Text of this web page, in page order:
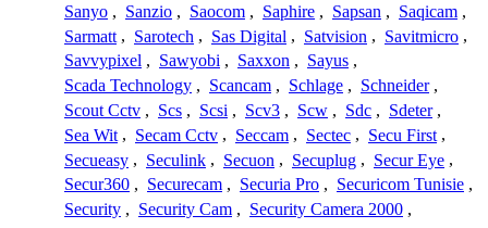
Sanyo , Sanzio , Saocom , Saphire , Sapsan , Saqicam ,
Sarmatt , Sarotech , Sas Digital , Satvision , Savitmicro ,
Savvypixel , Sawyobi , Saxxon , Sayus ,
Scada Technology , Scancam , Schlage , Schneider ,
Scout Cctv , Scs , Scsi , Scv3 , Scw , Sdc , Sdeter ,
Sea Wit , Secam Cctv , Seccam , Sectec , Secu First ,
Secueasy , Seculink , Secuon , Secuplug , Secur Eye ,
Secur360 , Securecam , Securia Pro , Securicom Tunisie ,
Security , Security Cam , Security Camera 2000 ,